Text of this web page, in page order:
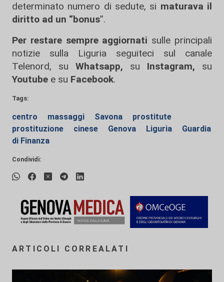
determinato numero di sedute, si maturava il
diritto ad un “bonus”.
Per restare sempre aggiornati sulle principali
notizie sulla Liguria seguiteci sul canale
Telenord, su
Whatsapp, su Instagram, su
Youtube e su Facebook.
Tags:
centro massaggi Savona
prostitute
prostituzione
cinese Genova Liguria
Guardia
di Finanza
Condividi:
ARTICOLI CORREALATI